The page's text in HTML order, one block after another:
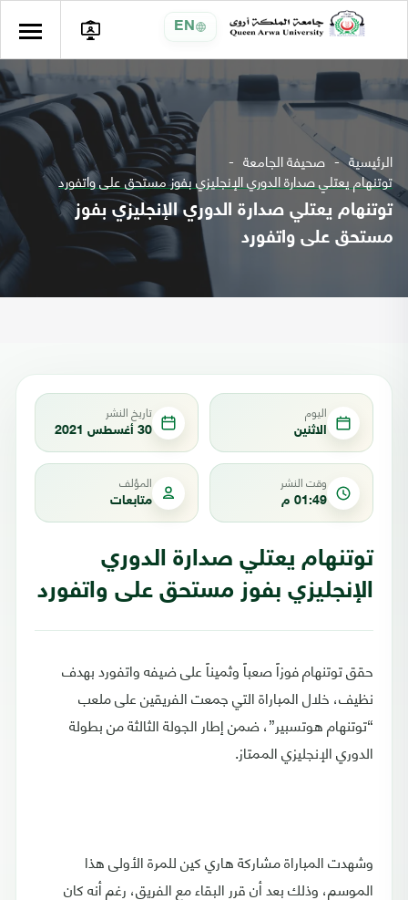
EN
الرئيسية صحيفة الجامعة
توتنهام يعتلي صدارة الدوري الإنجليزي بفوز مستحق على واتفورد
توتنهام يعتلي صدارة الدوري الإنجليزي بفوز
مستحق على واتفورد
اليوم
الاثنين
تاريخ النشر
30 أغسطس 2021
وقت النشر
01:49 م
المؤلف
متابعات
توتنهام يعتلي صدارة الدوري
الإنجليزي بفوز مستحق على واتفورد
حقق توتنهام فوزاً صعباً وثميناً على ضيفه واتفورد بهدف
نظيف، خلال المباراة التي جمعت الفريقين على ملعب
“توتنهام هوتسبير”، ضمن إطار الجولة الثالثة من بطولة
الدوري الإنجليزي الممتاز.
وشهدت المباراة مشاركة هاري كين للمرة الأولى هذا
الموسم، وذلك بعد أن قرر البقاء مع الفريق، رغم أنه كان